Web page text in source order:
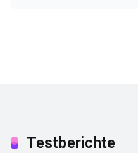
Testberichte